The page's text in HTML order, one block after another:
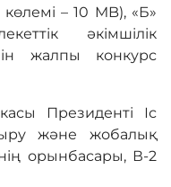
– 10 MB), «Б»
әкімшілік
жалпы конкурс
Президенті Іс
және жобалық
орынбасары, В-2